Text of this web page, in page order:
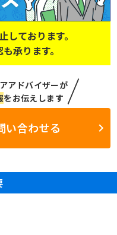
しております。
承ります。
アドバイザーが
をお伝えします
い合わせる